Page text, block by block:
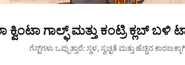
ಕ್ವಿಂಟಾ ಗಾಲ್ಫ್ ಮತ್ತು ಕಂಟ್ರಿ ಕ್ಲಬ್
ಗೆಸ್ಟ್‌ಗಳು ಒಪ್ಪುತ್ತಾರೆ: ಸ್ಥಳ, ಸ್ವಚ್ಛತೆ ಮತ್ತು ಹೆಚ್ಚಿನ